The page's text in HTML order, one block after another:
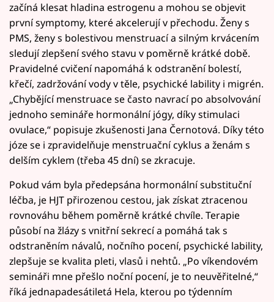
začíná klesat hladina estrogenu a mohou se objevit
první symptomy, které akcelerují v přechodu. Ženy s
PMS, ženy s bolestivou menstruací a silným krvácením
sledují zlepšení svého stavu v poměrně krátké době.
Pravidelné cvičení napomáhá k odstranění bolestí,
křečí, zadržování vody v těle, psychické lability i migrén.
„Chybějící menstruace se často navrací po absolvování
jednoho semináře hormonální jógy, díky stimulaci
ovulace,“ popisuje zkušenosti Jana Černotová. Díky této
józe se i zpravidelňuje menstruační cyklus a ženám s
delším cyklem (třeba 45 dní) se zkracuje.
Pokud vám byla předepsána hormonální substituční
léčba, je HJT přirozenou cestou, jak získat ztracenou
rovnováhu během poměrně krátké chvíle. Terapie
působí na žlázy s vnitřní sekrecí a pomáhá tak s
odstraněním návalů, nočního pocení, psychické lability,
zlepšuje se kvalita pleti, vlasů i nehtů. „Po víkendovém
semináři mne přešlo noční pocení, je to neuvěřitelné,“
říká jednapadesátiletá Hela, kterou po týdenním